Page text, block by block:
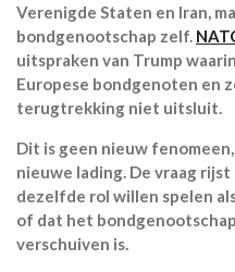
Verenigde Staten en Iran,
bondgenootschap zelf.
uitspraken van Trump
Europese bondgenoten en
terugtrekking niet uitsluit.
Dit is geen nieuw
nieuwe lading. De vraag
dezelfde rol willen spelen
of dat het
verschuiven is.